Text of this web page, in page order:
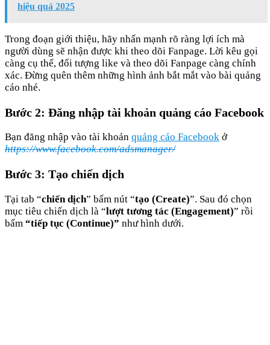
hiệu quả 2025
Trong đoạn giới thiệu, hãy nhấn mạnh rõ ràng lợi ích mà
người dùng sẽ nhận được khi theo dõi Fanpage. Lời kêu gọi
càng cụ thể, đối tượng like và theo dõi Fanpage càng chính
xác. Đừng quên thêm những hình ảnh bắt mắt vào bài quảng
cáo nhé.
Bước 2: Đăng nhập tài khoản quảng cáo Facebook
Bạn đăng nhập vào tài khoản quảng cáo Facebook ở
https://www.facebook.com/adsmanager/
Bước 3: Tạo chiến dịch
Tại tab “chiến dịch” bấm nút “tạo (Create)”. Sau đó chọn
mục tiêu chiến dịch là “lượt tương tác (Engagement)” rồi
bấm “tiếp tục (Continue)” như hình dưới.